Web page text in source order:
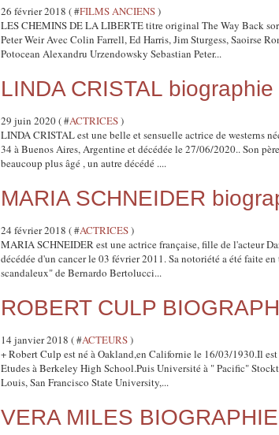
26 février 2018 ( #FILMS ANCIENS)
LES CHEMINS DE LA LIBERTE titre original The Way Back
Peter Weir Avec Colin Farrell, Ed Harris, Jim Sturgess, Saoirse
Potocean Alexandru Urzendowsky Sebastian Peter...
LINDA CRISTAL biographie
29 juin 2020 ( #ACTRICES)
LINDA CRISTAL est une belle et sensuelle actrice de westerns
34 à Buenos Aires, Argentine et décédée le 27/06/2020.. Son
beaucoup plus âgé , un autre décédé ....
MARIA SCHNEIDER
24 février 2018 ( #ACTRICES)
MARIA SCHNEIDER est une actrice française, fille de l'acteur
décédée d'un cancer le 03 février 2011. Sa notoriété a été faite
scandaleux" de Bernardo Bertolucci...
ROBERT CULP
14 janvier 2018 ( #ACTEURS)
+ Robert Culp est né à Oakland,en Californie le 16/03/1930.Il
Etudes à Berkeley High School.Puis Université à " Pacific"
Louis, San Francisco State University,...
VERA MILES BIOGRAPHIE